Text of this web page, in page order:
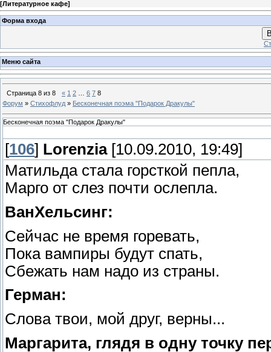
[Литературное кафе]
Форма входа
Меню сайта
Страница 8 из 8 « 1 2 6 7 8
Форум » Стихофлуд » Бесконечная поэма "Подарок Дракулы"
Бесконечная поэма "Подарок Дракулы"
[106] Lorenzia[10.09.2010, 19:49]
Матильда стала горсткой пепла,
Марго от слез почти ослепла.
ВанХельсинг:
Сейчас не время горевать,
Пока вампиры будут спать,
Сбежать нам надо из страны.
Герман:
Слова твои, мой друг, верны...
Маргарита, глядя в одну точку